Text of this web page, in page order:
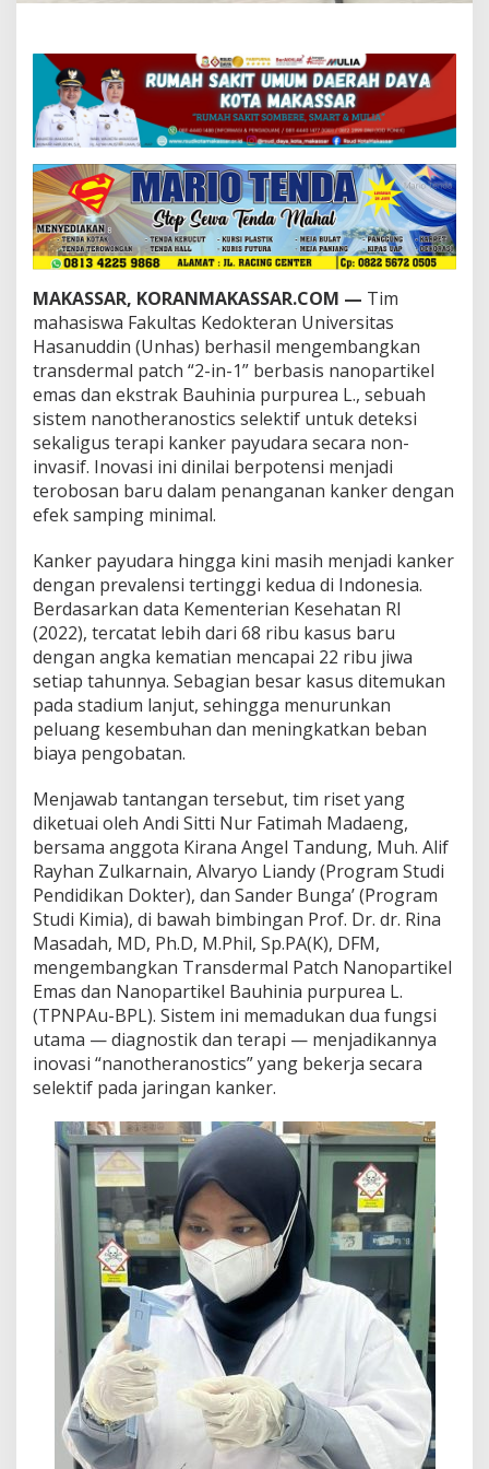
n
s
u
t
u
k
T
e
r
a
p
d
a
n
D
e
t
e
k
s
K
a
k
e
P
a
y
u
a
r
MAKASSAR, KORANMAKASSAR.COM — Tim
mahasiswa Fakultas Kedokteran Universitas
Hasanuddin (Unhas) berhasil mengembangkan
transdermal patch “2-in-1” berbasis nanopartikel
emas dan ekstrak Bauhinia purpurea L., sebuah
sistem nanotheranostics selektif untuk deteksi
sekaligus terapi kanker payudara secara non-
invasif. Inovasi ini dinilai berpotensi menjadi
terobosan baru dalam penanganan kanker dengan
efek samping minimal.
Kanker payudara hingga kini masih menjadi kanker
dengan prevalensi tertinggi kedua di Indonesia.
Berdasarkan data Kementerian Kesehatan RI
(2022), tercatat lebih dari 68 ribu kasus baru
dengan angka kematian mencapai 22 ribu jiwa
setiap tahunnya. Sebagian besar kasus ditemukan
pada stadium lanjut, sehingga menurunkan
peluang kesembuhan dan meningkatkan beban
biaya pengobatan.
Menjawab tantangan tersebut, tim riset yang
diketuai oleh Andi Sitti Nur Fatimah Madaeng,
bersama anggota Kirana Angel Tandung, Muh. Alif
Rayhan Zulkarnain, Alvaryo Liandy (Program Studi
Pendidikan Dokter), dan Sander Bunga’ (Program
Studi Kimia), di bawah bimbingan Prof. Dr. dr. Rina
Masadah, MD, Ph.D, M.Phil, Sp.PA(K), DFM,
mengembangkan Transdermal Patch Nanopartikel
Emas dan Nanopartikel Bauhinia purpurea L.
(TPNPAu-BPL). Sistem ini memadukan dua fungsi
utama — diagnostik dan terapi — menjadikannya
inovasi “nanotheranostics” yang bekerja secara
selektif pada jaringan kanker.